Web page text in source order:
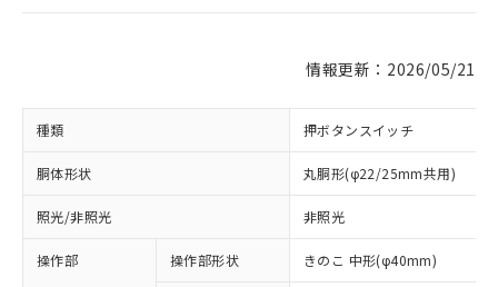
情報更新：2026/05/21
種類 押ボタンスイッチ
胴体形状 丸胴形(φ22/25mm共用)
照光/非照光 非照光
操作部 操作部形状 きのこ 中形(φ40mm)